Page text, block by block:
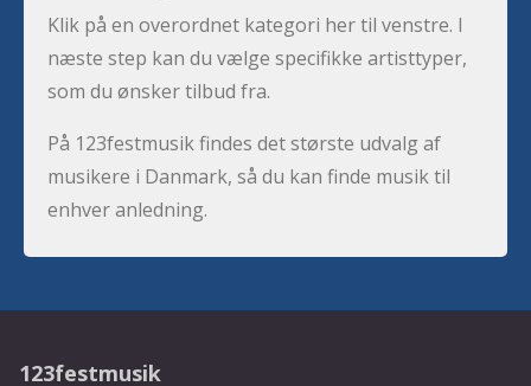
Klik på en overordnet kategori her til venstre. I
næste step kan du vælge specifikke artisttyper,
som du ønsker tilbud fra.
På 123festmusik findes det største udvalg af
musikere i Danmark, så du kan finde musik til
enhver anledning.
123festmusik